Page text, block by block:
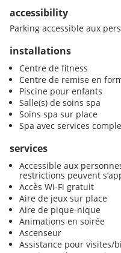
accessibility
Parking accessible aux
installations
Centre de fitness
Centre de remise en
Piscine pour enfants
Salle(s) de soins spa
Soins spa sur place
Spa avec services
services
Accessible aux
restrictions peuvent
Accès Wi-Fi gratuit
Aire de jeux sur place
Aire de pique-nique
Animations en soirée
Ascenseur
Assistance pour visites/